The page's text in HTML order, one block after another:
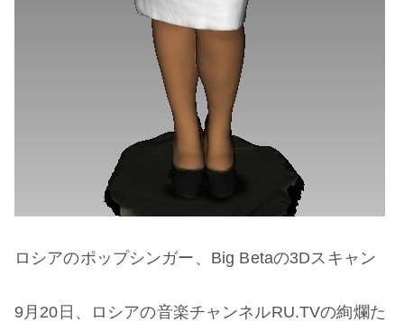
ロシアのポップシンガー、Big Betaの3Dスキャン
9月20日、ロシアの音楽チャンネルRU.TVの絢爛た